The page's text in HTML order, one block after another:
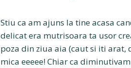
Stiu ca am ajuns la tine acasa
delicat era mutrisoara ta usor
poza din ziua aia (caut si iti arat,
mica eeeee! Chiar ca